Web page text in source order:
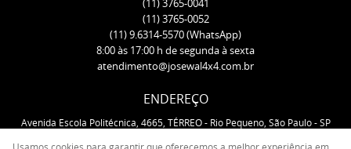
(11)3765-0041
(11)3765-0052
(11)9.6314-5570(WhatsApp)
8:00 às 17:00 h de segunda à sexta
atendimento@josewal4x4.com.br
ENDEREÇO
Avenida Escola Politécnica, 4665, TÉRREO- Rio Pequeno, São Paulo-SP